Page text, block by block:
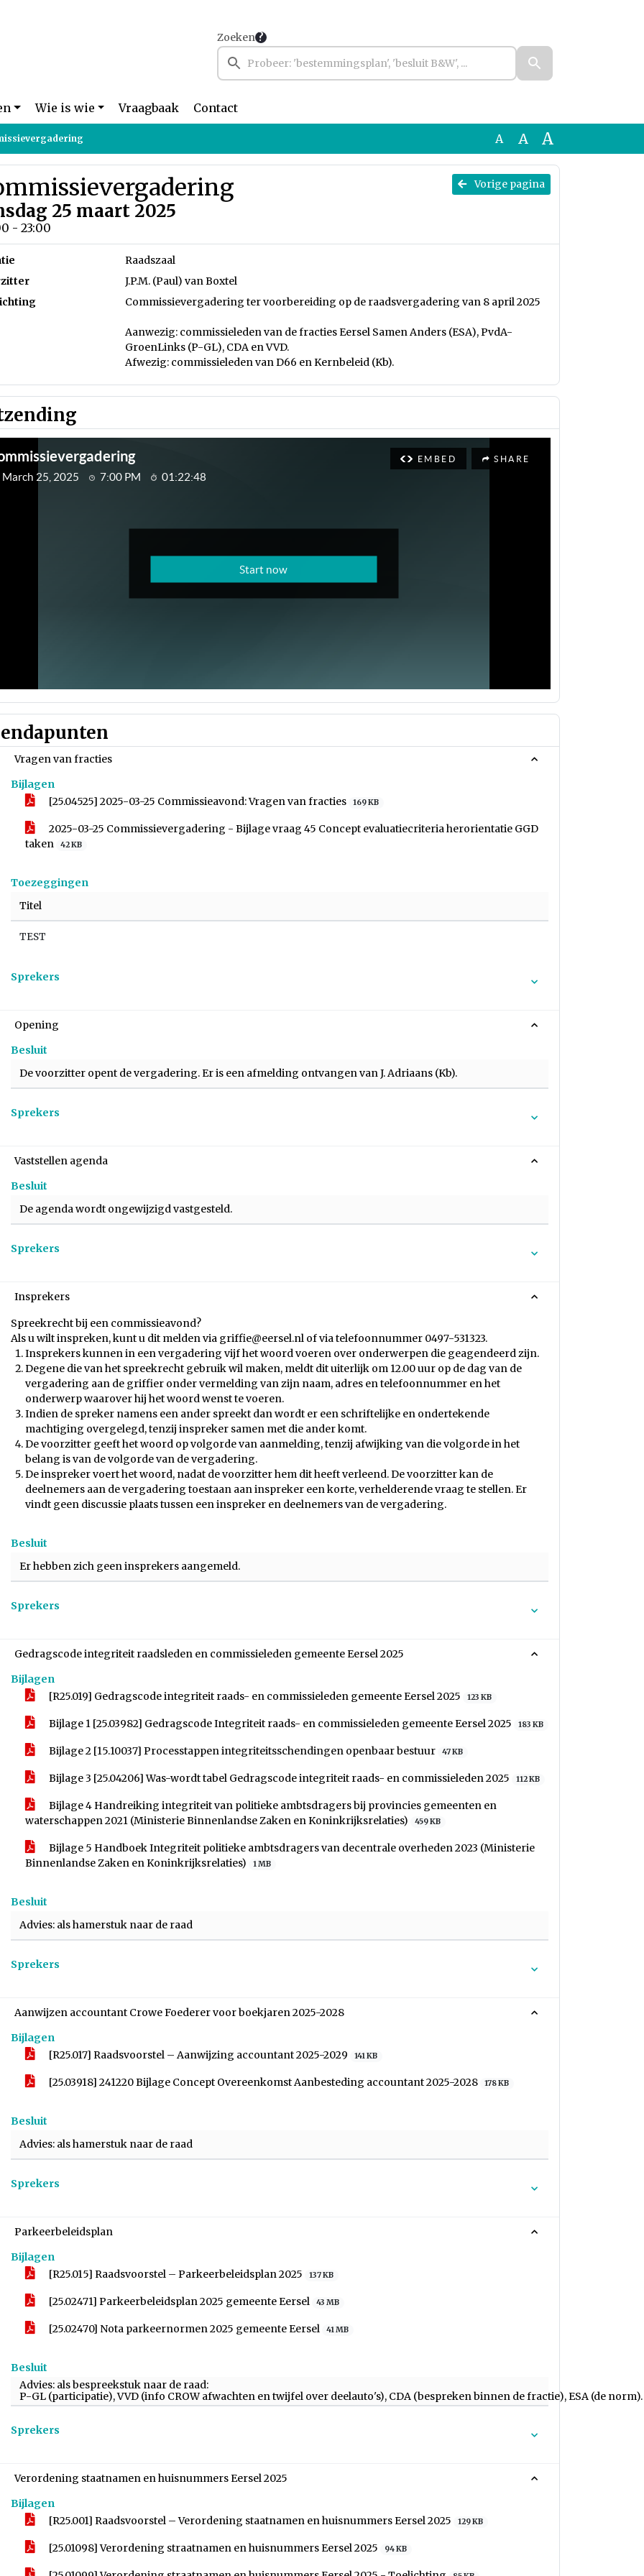
Zoeken
Wie is wie Vraagbaak Contact
A A A
Vorige pagina
25 maart 2025
- 23:00
Raadszaal
J.P.M. (Paul) van Boxtel
Commissievergadering ter voorbereiding op de raadsvergadering van 8 april 2025
Aanwezig: commissieleden van de fracties Eersel Samen Anders (ESA), PvdA-
GroenLinks (P-GL), CDA en VVD.
Afwezig: commissieleden van D66 en Kernbeleid (Kb).
Vragen van fracties
Bijlagen
[25.04525] 2025-03-25 Commissieavond: Vragen van fracties
169 KB
2025-03-25 Commissievergadering - Bijlage vraag 45 Concept evaluatiecriteria herorientatie GGD
taken
42 KB
Toezeggingen
Titel
TEST
Sprekers
Opening
Besluit
De voorzitter opent de vergadering. Er is een afmelding ontvangen van J. Adriaans (Kb).
Sprekers
Vaststellen agenda
Besluit
De agenda wordt ongewijzigd vastgesteld.
Sprekers
Insprekers
Spreekrecht bij een commissieavond?
Als u wilt inspreken, kunt u dit melden via griffie@eersel.nl of via telefoonnummer 0497-531323.
Insprekers kunnen in een vergadering vijf het woord voeren over onderwerpen die geagendeerd zijn.
Degene die van het spreekrecht gebruik wil maken, meldt dit uiterlijk om 12.00 uur op de dag van de
vergadering aan de griffier onder vermelding van zijn naam, adres en telefoonnummer en het
onderwerp waarover hij het woord wenst te voeren.
Indien de spreker namens een ander spreekt dan wordt er een schriftelijke en ondertekende
machtiging overgelegd, tenzij inspreker samen met die ander komt.
De voorzitter geeft het woord op volgorde van aanmelding, tenzij afwijking van die volgorde in het
belang is van de volgorde van de vergadering.
De inspreker voert het woord, nadat de voorzitter hem dit heeft verleend. De voorzitter kan de
deelnemers aan de vergadering toestaan aan inspreker een korte, verhelderende vraag te stellen. Er
vindt geen discussie plaats tussen een inspreker en deelnemers van de vergadering.
Besluit
Er hebben zich geen insprekers aangemeld.
Sprekers
Gedragscode integriteit raadsleden en commissieleden gemeente Eersel 2025
Bijlagen
[R25.019] Gedragscode integriteit raads- en commissieleden gemeente Eersel 2025
123 KB
Bijlage 1 [25.03982] Gedragscode Integriteit raads- en commissieleden gemeente Eersel 2025 183 KB
Bijlage 2 [15.10037] Processtappen integriteitsschendingen openbaar bestuur 47 KB
Bijlage 3 [25.04206] Was-wordt tabel Gedragscode integriteit raads- en commissieleden 2025 112 KB
Bijlage 4 Handreiking integriteit van politieke ambtsdragers bij provincies gemeenten en
waterschappen 2021 (Ministerie Binnenlandse Zaken en Koninkrijksrelaties)
459 KB
Bijlage 5 Handboek Integriteit politieke ambtsdragers van decentrale overheden 2023 (Ministerie
Binnenlandse Zaken en Koninkrijksrelaties)
1 MB
Besluit
Advies: als hamerstuk naar de raad
Sprekers
Aanwijzen accountant Crowe Foederer voor boekjaren 2025-2028
Bijlagen
[R25.017] Raadsvoorstel – Aanwijzing accountant 2025-2029
141 KB
[25.03918] 241220 Bijlage Concept Overeenkomst Aanbesteding accountant 2025-2028 178 KB
Besluit
Advies: als hamerstuk naar de raad
Sprekers
Parkeerbeleidsplan
Bijlagen
[R25.015] Raadsvoorstel – Parkeerbeleidsplan 2025
137 KB
[25.02471] Parkeerbeleidsplan 2025 gemeente Eersel 43 MB
[25.02470] Nota parkeernormen 2025 gemeente Eersel 41 MB
Besluit
Advies: als bespreekstuk naar de raad:
P-GL (participatie), VVD (info CROW afwachten en twijfel over deelauto's), CDA (bespreken binnen de fractie), ESA (de norm).
Sprekers
Verordening staatnamen en huisnummers Eersel 2025
Bijlagen
[R25.001] Raadsvoorstel – Verordening staatnamen en huisnummers Eersel 2025
129 KB
[25.01098] Verordening straatnamen en huisnummers Eersel 2025 94 KB